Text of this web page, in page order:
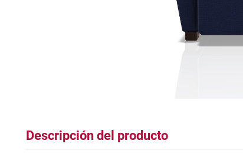
Descripción del producto